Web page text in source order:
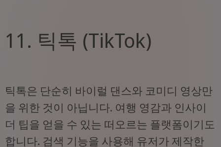
11. 틱톡 (TikTok)
틱톡은 단순히 바이럴 댄스와 코미디 영상만
을 위한 것이 아닙니다. 여행 영감과 인사이
더 팁을 얻을 수 있는 떠오르는 플랫폼이기도
합니다. 검색 기능을 사용해 유저가 제작한